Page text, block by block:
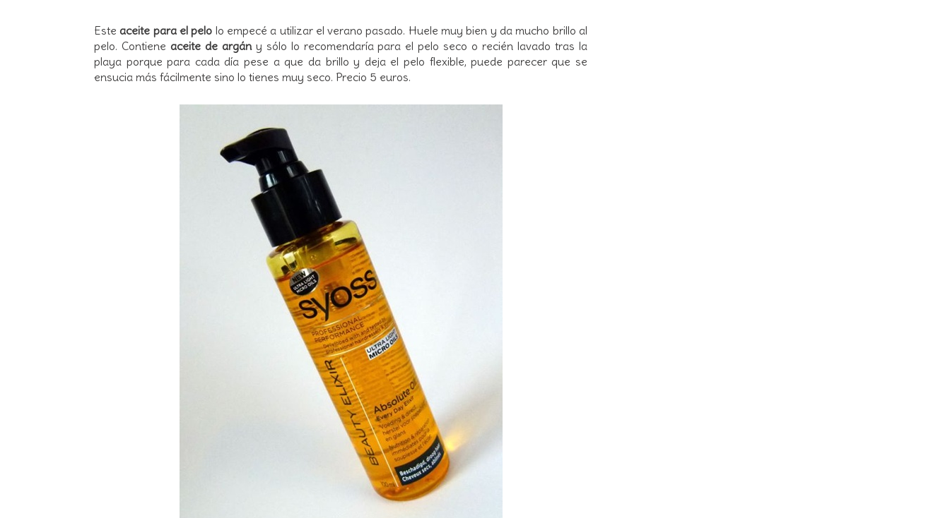
Esteaceite para el pelo lo empecé a utilizar el verano pasado. Huele muy bien y da mucho brillo al
pelo. Contiene aceite de argány sólo lo recomendaría para el pelo seco o recién lavado tras la
playa porque para cada día pese a que da brillo y deja el pelo flexible, puede parecer que se
ensucia más fácilmente sino lo tienes muy seco. Precio 5 euros.